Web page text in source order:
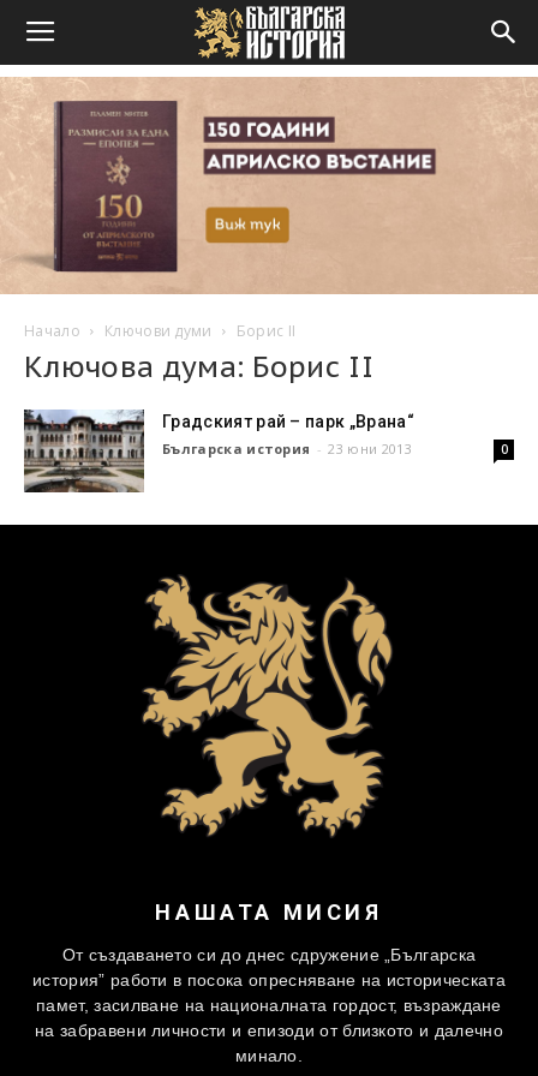
Начало Ключови думи Борис II
Ключова дума: Борис II
Градският рай – парк „Врана“
Българска история - 23 юни 2013 0
НАШАТА МИСИЯ
От създаването си до днес сдружение „Българска
история” работи в посока опресняване на историческата
памет, засилване на националната гордост, възраждане
на забравени личности и епизоди от близкото и далечно
минало.